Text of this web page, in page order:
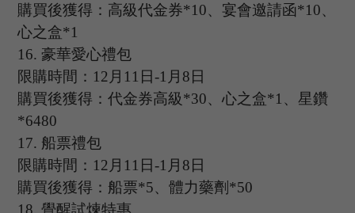
購買後獲得：高級代金券*10、宴會邀請函*10、
心之盒*1
16. 豪華愛心禮包
限購時間： 12 月 11 日-1 月 8日
購買後獲得：代金券高級*30、心之盒*1、星鑽
*6480
17. 船票禮包
限購時間： 12 月 11 日-1 月 8日
購買後獲得：船票*5、體力藥劑*50
18. 覺醒試煉特惠